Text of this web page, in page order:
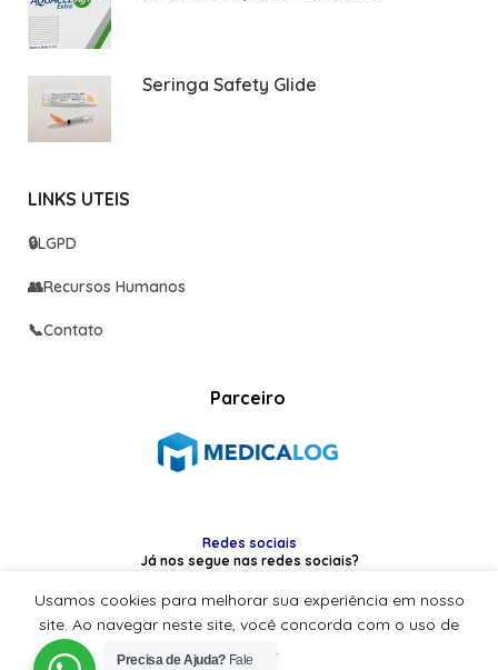
Seringa Safety Glide
LINKS UTEIS
🔒LGPD
👥Recursos Humanos
📞Contato
Parceiro
Redes sociais
Já nos segue nas redes sociais?
Usamos cookies para melhorar sua experiência em nosso
site. Ao navegar neste site, você concorda com o uso de
cookies.
Precisa de Ajuda?Fale